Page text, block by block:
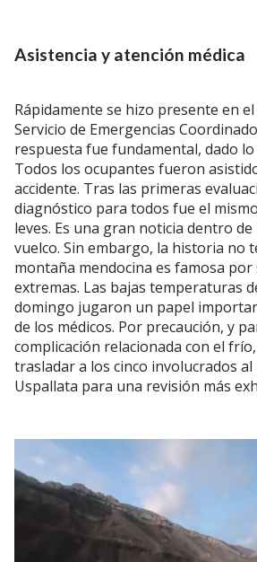
Asistencia y atención médica
Rápidamente se hizo presente en
Servicio de Emergencias Coordinado
respuesta fue fundamental, dado lo
Todos los ocupantes fueron
accidente. Tras las primeras
diagnóstico para todos fue el
leves. Es una gran noticia dentro de
vuelco. Sin embargo, la historia no
montaña mendocina es famosa
extremas. Las bajas temperaturas
domingo jugaron un papel
de los médicos. Por precaución, y
complicación relacionada con el
trasladar a los cinco involucrados
Uspallata para una revisión más